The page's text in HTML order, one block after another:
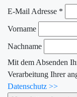
E-Mail Adresse *
Vorname
Nachname
Mit dem Absenden
Verarbeitung Ihrer
Datenschutz >>